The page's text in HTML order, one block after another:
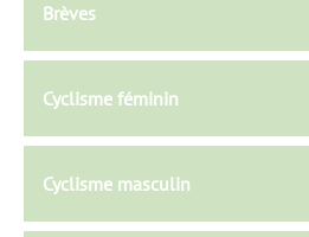
Brèves
Cyclisme féminin
Cyclisme masculin